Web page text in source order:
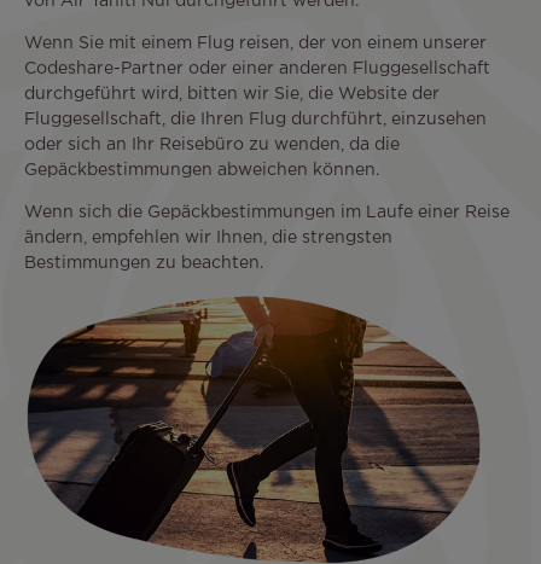
Wenn Sie mit einem Flug reisen, der von einem unserer
Codeshare-Partner oder einer anderen Fluggesellschaft
durchgeführt wird, bitten wir Sie, die Website der
Fluggesellschaft, die Ihren Flug durchführt, einzusehen
oder sich an Ihr Reisebüro zu wenden, da die
Gepäckbestimmungen abweichen können.
Wenn sich die Gepäckbestimmungen im Laufe einer Reise
ändern, empfehlen wir Ihnen, die strengsten
Bestimmungen zu beachten.